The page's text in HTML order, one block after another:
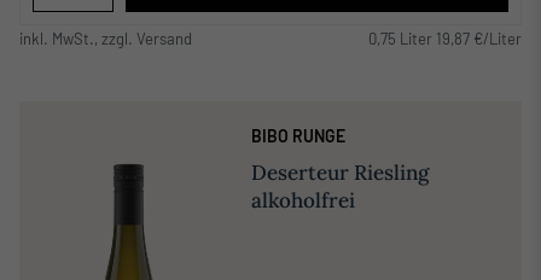
inkl. MwSt., zzgl. Versand 0,75 Liter 19,87 €/Liter
BIBO RUNGE
Deserteur Riesling
alkoholfrei